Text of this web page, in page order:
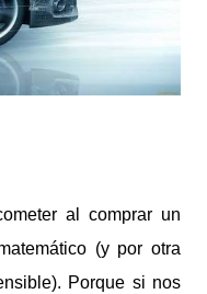
al comprar un
(y por otra
Porque si nos